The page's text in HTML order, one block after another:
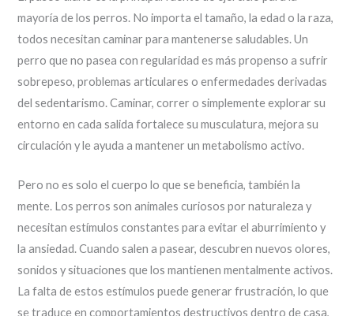
mayoría de los perros. No importa el tamaño, la edad o la raza,
todos necesitan caminar para mantenerse saludables. Un
perro que no pasea con regularidad es más propenso a sufrir
sobrepeso, problemas articulares o enfermedades derivadas
del sedentarismo. Caminar, correr o simplemente explorar su
entorno en cada salida fortalece su musculatura, mejora su
circulación y le ayuda a mantener un metabolismo activo.
Pero no es solo el cuerpo lo que se beneficia, también la
mente. Los perros son animales curiosos por naturaleza y
necesitan estímulos constantes para evitar el aburrimiento y
la ansiedad. Cuando salen a pasear, descubren nuevos olores,
sonidos y situaciones que los mantienen mentalmente activos.
La falta de estos estímulos puede generar frustración, lo que
se traduce en comportamientos destructivos dentro de casa,